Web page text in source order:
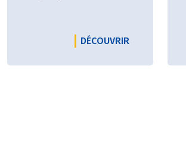
précieux avec pour seule
énergie de lentes
manipulations humaines
DÉCOUVRIRLE